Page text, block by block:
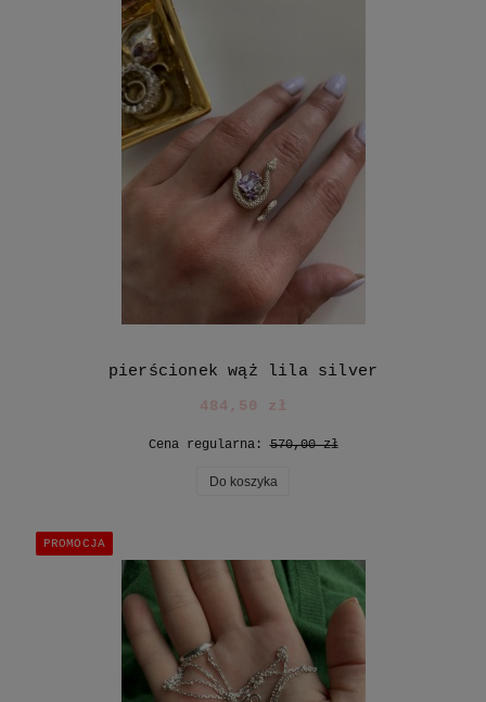
pierścionek wąż lila silver
484,50 zł
Cena regularna:570,00 zł
Do koszyka
PROMOCJA